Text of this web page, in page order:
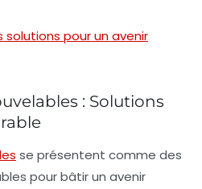
solutions pour un avenir
: Solutions
se présentent comme des
pour bâtir un avenir